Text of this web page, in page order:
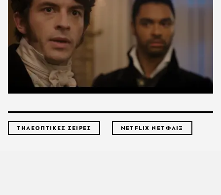
ΤΗΛΕΟΠΤΙΚΕΣ ΣΕΙΡΕΣ NETFLIX ΝΕΤΦΛΙΞ